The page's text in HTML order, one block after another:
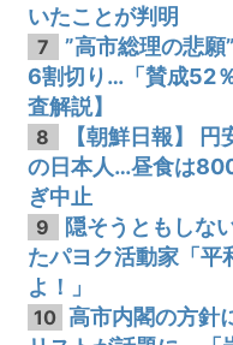
いたことが判明
7
”高市総理の悲
6割切り…「賛成52
査解説】
8
【朝鮮日報】
の日本人…昼食は
ぎ中止
9
隠そうともし
たパヨク活動家「平
よ！」
10 高市内閣の方針